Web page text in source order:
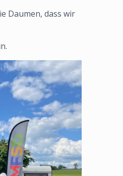
Daumen, dass wir